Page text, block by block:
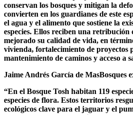
conservan los bosques y mitigan la
convierten en los guardianes de este
el agua y el alimento que sostiene la
especies. Ellos reciben una retribución
mejorado su calidad de vida, en
vivienda, fortalecimiento de proyectos
mantenimiento de caminos y acceso a
Jaime Andrés García de MasBosques
“En el Bosque Tosh habitan 119
especies de flora. Estos territorios
ecológicos clave para el jaguar y el